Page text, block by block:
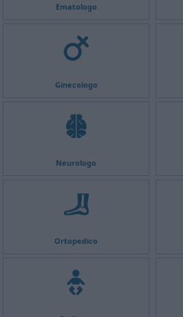
Ematologo
Ginecologo
Neurologo
Ortopedico